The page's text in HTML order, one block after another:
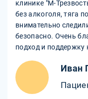
клинике "М-
без алкоголя, тяга
внимательно
безопасно. Очень
подход и поддержку
Иван